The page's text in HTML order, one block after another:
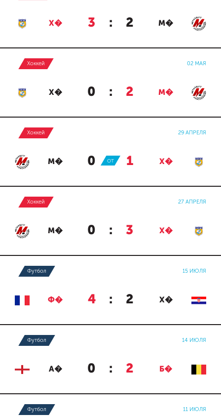
Х� 3 : 2 М�
Хоккей 02 МАЯ
Х� 0 : 2 М�
Хоккей 29 АПРЕЛЯ
М� 0 : 1 Х�
ОТ
Хоккей 27 АПРЕЛЯ
М� 0 : 3 Х�
Футбол 15 ИЮЛЯ
Ф� 4 : 2 Х�
Футбол 14 ИЮЛЯ
А� 0 : 2 Б�
Футбол 11 ИЮЛЯ